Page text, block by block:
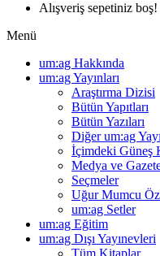
Alışveriş sepetiniz boş!
Menü
um:ag Hakkında
um:ag Yayınları
Araştırma Dizisi
Bütün Yapıtları
Bütün Yazıları
Diğer um:ag
İçimdeki Güneş
Medya ve
Seçmeler
Uğur Mumcu
um:ag Setler
um:ag Eğitim
um:ag Dışı Yayınevleri
Tüm Kitaplar